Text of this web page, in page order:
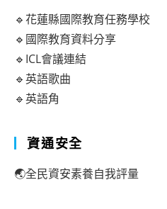
🔹花蓮縣國際教育任務學校
🔹國際教育資料分享
🔹ICL會議連結
🔹英語歌曲
🔹英語角
資通安全
🌏全民資安素養自我評量